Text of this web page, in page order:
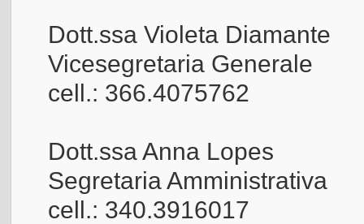
Dott.ssa Violeta Diamante
Vicesegretaria Generale
cell.: 366.4075762
Dott.ssa Anna Lopes
Segretaria Amministrativa
cell.: 340.3916017